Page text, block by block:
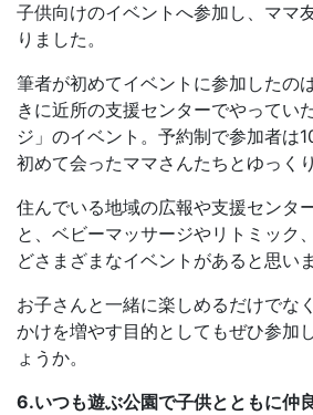
子供向けのイベントへ参加し、ママ
りました。
筆者が初めてイベントに参加したの
きに近所の支援センターでやってい
ジ」のイベント。予約制で参加者は
初めて会ったママさんたちとゆっく
住んでいる地域の広報や支援センタ
と、ベビーマッサージやリトミック
どさまざまなイベントがあると思いま
お子さんと一緒に楽しめるだけでな
かけを増やす目的としてもぜひ参加
ょうか。
6.いつも遊ぶ公園で子供とともに仲